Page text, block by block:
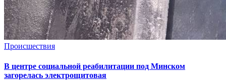
Происшествия
В центре социальной реабилитации под Минском
загорелась электрощитовая